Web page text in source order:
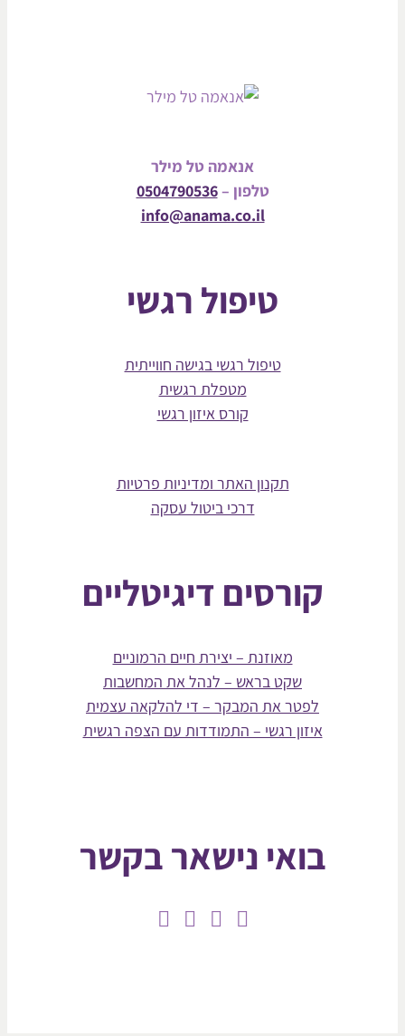
אנאמה טל מילר
טלפון –0504790536
info@anama.co.il
טיפול רגשי
טיפול רגשי בגישה חווייתית
מטפלת רגשית
קורס איזון רגשי
תקנון האתר ומדיניות פרטיות
דרכי ביטול עסקה
קורסים דיגיטליים
מאוזנת – יצירת חיים הרמוניים
שקט בראש – לנהל את המחשבות
לפטר את המבקר – די להלקאה עצמית
איזון רגשי – התמודדות עם הצפה רגשית
בואי נישאר בקשר